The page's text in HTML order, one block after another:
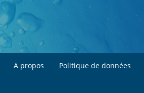
A propos Politique de données